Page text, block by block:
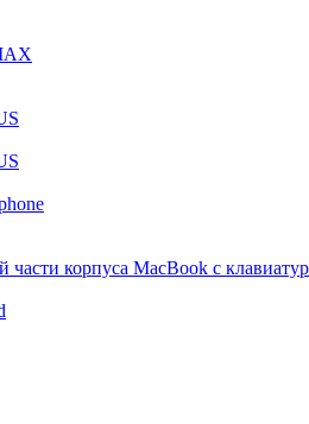
части корпуса MacBook с